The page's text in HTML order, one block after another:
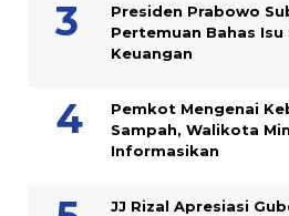
Presiden Prabowo
Pertemuan Bahas
Keuangan
Pemkot Mengenai
Sampah, Walikota
Informasikan
JJ Rizal Apresiasi